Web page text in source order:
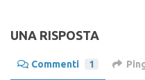
UNA RISPOSTA
Commenti 1